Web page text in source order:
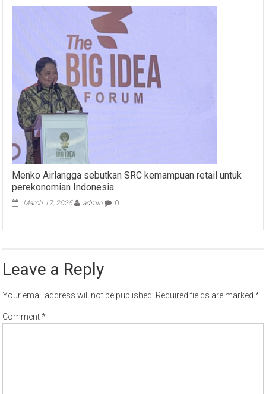
Menko Airlangga sebutkan SRC kemampuan retail untuk
perekonomian Indonesia
March 17, 2025 admin 0
Leave a Reply
Your email address will not be published. Required fields are marked*
Comment*